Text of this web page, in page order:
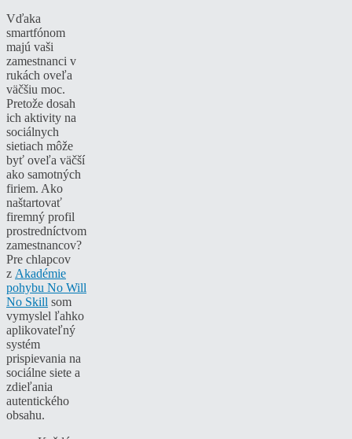
Vďaka
smartfónom
majú vaši
zamestnanci v
rukách oveľa
väčšiu moc.
Pretože dosah
ich aktivity na
sociálnych
sietiach môže
byť oveľa väčší
ako samotných
firiem. Ako
naštartovať
firemný profil
prostredníctvom
zamestnancov?
Pre chlapcov
z Akadémie
pohybu No Will
No Skill som
vymyslel ľahko
aplikovateľný
systém
prispievania na
sociálne siete a
zdieľania
autentického
obsahu.